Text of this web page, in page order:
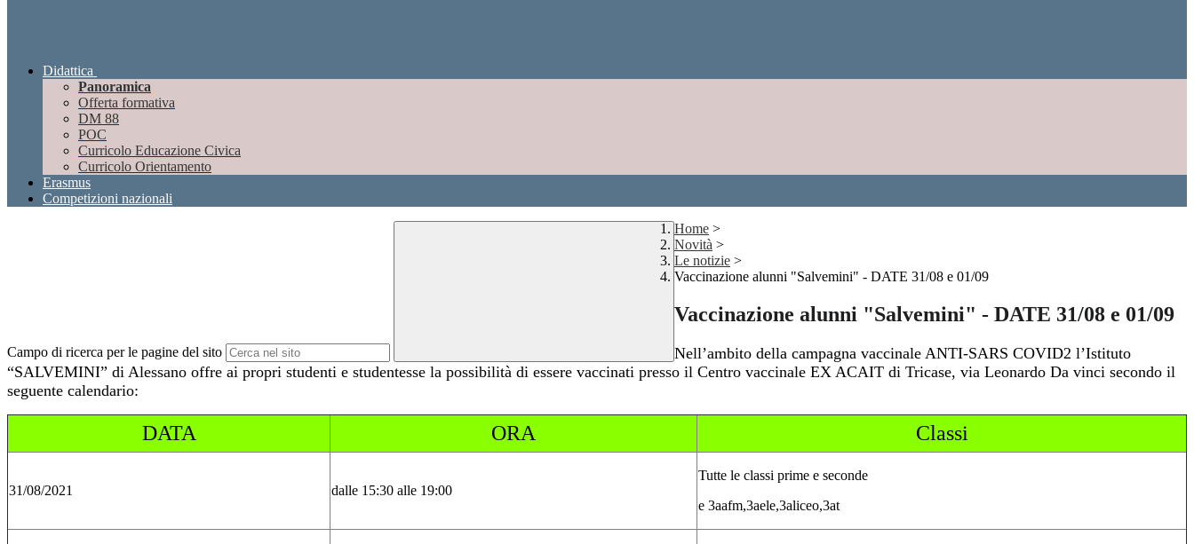
Didattica
Panoramica
Offerta formativa
DM 88
POC
Curricolo Educazione Civica
Curricolo Orientamento
Erasmus
Competizioni nazionali
Campo di ricerca per le pagine del sito
Home >
Novità >
Le notizie >
Vaccinazione alunni "Salvemini" - DATE 31/08 e 01/09
Vaccinazione alunni "Salvemini" - DATE 31/08 e 01/09
Nell’ambito della campagna vaccinale ANTI-SARS COVID2 l’Istituto
“SALVEMINI” di Alessano offre ai propri studenti e studentesse la possibilità di essere vaccinati presso il Centro vaccinale EX ACAIT di Tricase, via Leonardo Da vinci secondo il
seguente calendario:
DATA ORA Classi
31/08/2021 dalle 15:30 alle 19:00
Tutte le classi prime e seconde
e 3aafm,3aele,3aliceo,3at